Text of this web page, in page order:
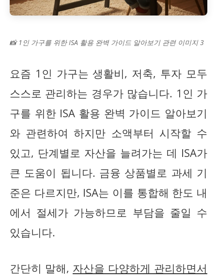
📸 1인 가구를 위한 ISA 활용 완벽 가이드 알아보기 관련 이미지 3
요즘 1인 가구는 생활비, 저축, 투자 모두
스스로 관리하는 경우가 많습니다. 1인 가
구를 위한 ISA 활용 완벽 가이드 알아보기
와 관련하여 하지만 소액부터 시작할 수
있고, 단계별로 자산을 늘려가는 데 ISA가
큰 도움이 됩니다. 금융 상품별로 과세 기
준은 다르지만, ISA는 이를 통합해 한도 내
에서 절세가 가능하므로 부담을 줄일 수
있습니다.
간단히 말해, 자산을 다양하게 관리하면서